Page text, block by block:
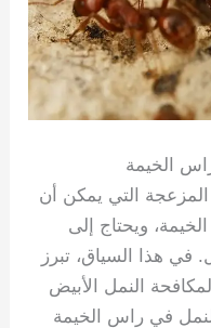
الخيمة
المزعجة التي يمكن أن
ويحتاج إلى
هذا السياق، تبرز
النمل الأبيض
في راس الخيمة